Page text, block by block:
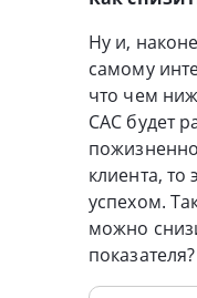
Ну и,
самому
что чем
CAC будет
клиента, то
успехом.
можно
показателя?